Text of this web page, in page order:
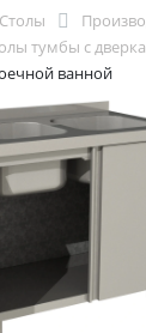
Столы
тумбы с
ванной